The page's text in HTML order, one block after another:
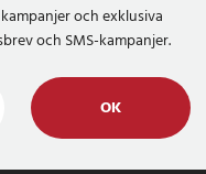
och exklusiva
och SMS-kampanjer.
OK